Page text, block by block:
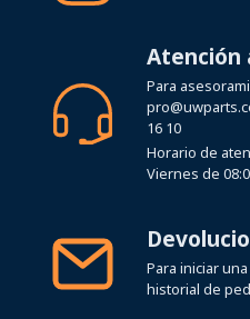
Atención
Para
16 10
Horario de
Viernes de
Para iniciar
historial de